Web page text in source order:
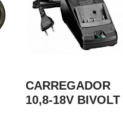
CARREGADOR
10,8-18V BIVOLT